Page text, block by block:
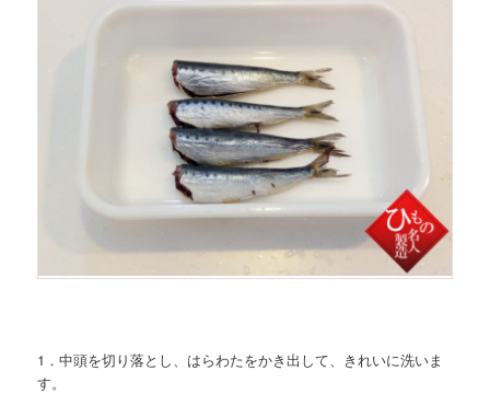
1．中頭を切り落とし、はらわたをかき出して、きれいに洗いま
す。